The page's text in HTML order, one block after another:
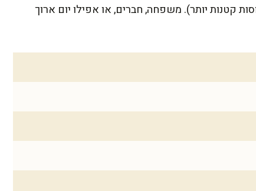
אותו בכוסות קטנות יותר). משפחה, חברים, או אפילו יום ארוך